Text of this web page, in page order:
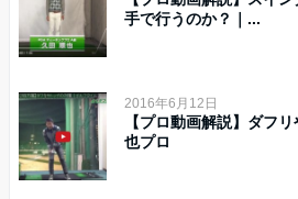
手で行うのか？｜...
2016年6月12日
【プロ動画解説】ダフ
也プロ